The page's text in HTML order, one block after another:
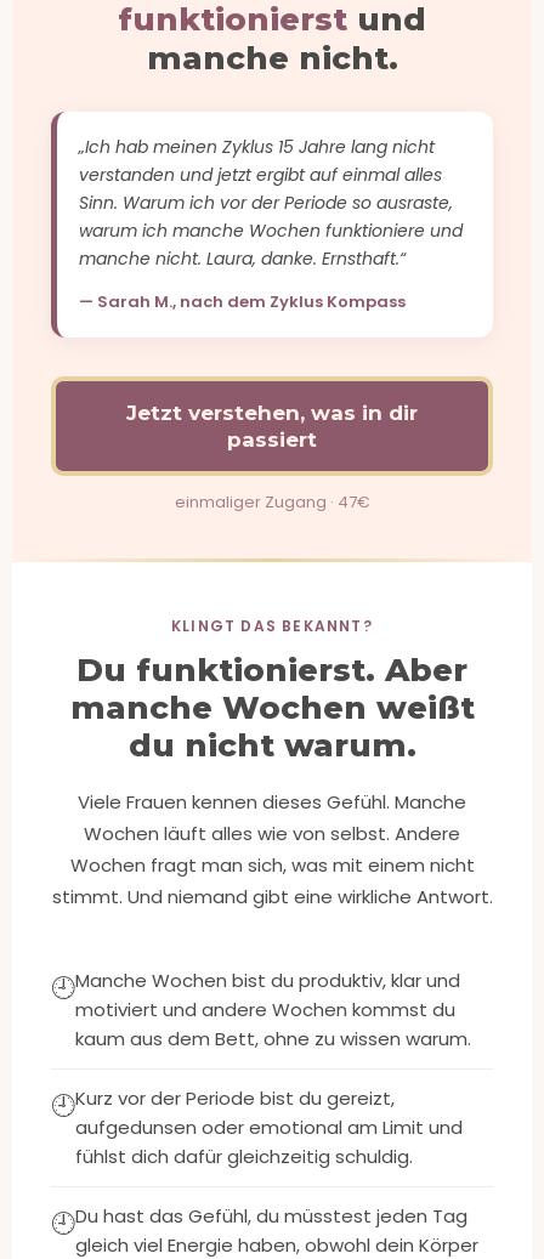
funktionierst und
manche nicht.
„Ich hab meinen Zyklus 15 Jahre lang nicht
verstanden und jetzt ergibt auf einmal alles
Sinn. Warum ich vor der Periode so ausraste,
warum ich manche Wochen funktioniere und
manche nicht. Laura, danke. Ernsthaft.“
— Sarah M., nach dem Zyklus Kompass
Jetzt verstehen, was in dir
passiert
einmaliger Zugang · 47€
KLINGT DAS BEKANNT?
Du funktionierst. Aber
manche Wochen weißt
du nicht warum.
Viele Frauen kennen dieses Gefühl. Manche
Wochen läuft alles wie von selbst. Andere
Wochen fragt man sich, was mit einem nicht
stimmt. Und niemand gibt eine wirkliche Antwort.
🕘Manche Wochen bist du produktiv, klar und
motiviert und andere Wochen kommst du
kaum aus dem Bett, ohne zu wissen warum.
🕘Kurz vor der Periode bist du gereizt,
aufgedunsen oder emotional am Limit und
fühlst dich dafür gleichzeitig schuldig.
🕘Du hast das Gefühl, du müsstest jeden Tag
gleich viel Energie haben, obwohl dein Körper